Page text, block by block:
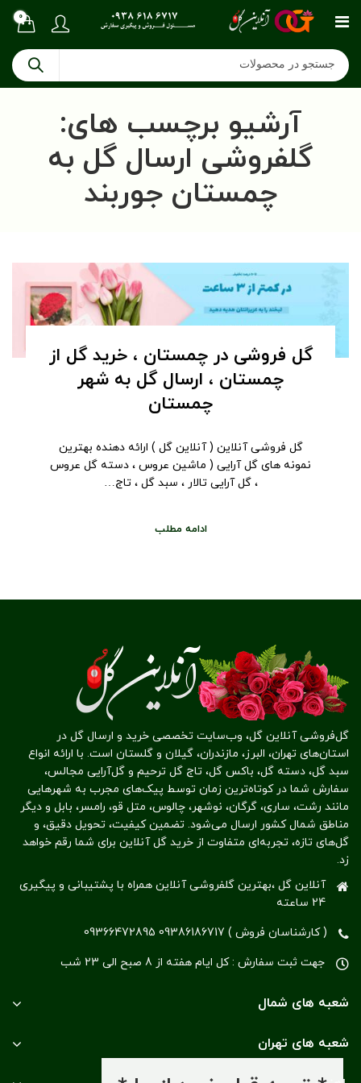
0
آرشیو برچسب های:
گلفروشی ارسال گل به
چمستان جوربند
گل فروشی در چمستان ، خرید گل از
چمستان ، ارسال گل به شهر
چمستان
گل فروشی آنلاین ( آنلاین گل ) ارائه دهنده بهترین
نمونه های گل آرایی ( ماشین عروس ، دسته گل عروس
، گل آرایی تالار ، سبد گل ، تاج…
ادامه مطلب
گل‌فروشی آنلاین گل، وب‌سایت تخصصی خرید و ارسال گل در
استان‌های تهران، البرز، مازندران، گیلان و گلستان است. با ارائه انواع
سبد گل، دسته گل، باکس گل، تاج گل ترحیم و گل‌آرایی مجالس،
سفارش شما در کوتاه‌ترین زمان توسط پیک‌های مجرب به شهرهایی
مانند رشت، ساری، گرگان، نوشهر، چالوس، متل قو، رامسر، بابل و دیگر
مناطق شمال کشور ارسال می‌شود. تضمین کیفیت، تحویل دقیق، و
گل‌های تازه، تجربه‌ای متفاوت از خرید گل آنلاین برای شما رقم خواهد
زد.
آنلاین گل ،بهترین گلفروشی آنلاین همراه با پشتیبانی و پیگیری
24 ساعته
( کارشناسان فروش ) 09386186717 09366472895
جهت ثبت سفارش : کل ایام هفته از 8 صبح الی 23 شب
شعبه های شمال
شعبه های تهران